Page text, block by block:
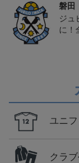
磐田
ジュ
に！
ユニ
クラ